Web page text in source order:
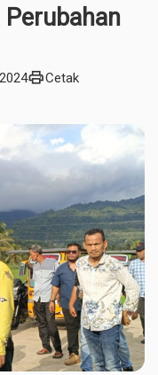
Perubahan
printCetak